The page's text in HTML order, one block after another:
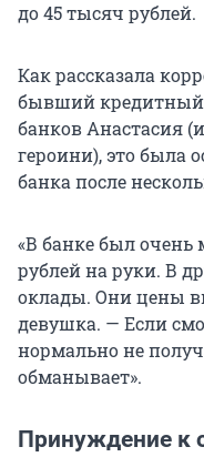
до45 тысяч рублей.
Как рассказала
бывший кредитный
банков Анастасия
героини), это была
банка после
«В банке был
рублей на руки. В
оклады. Они цены
девушка. — Если
нормально не
обманывает».
Принуждение к